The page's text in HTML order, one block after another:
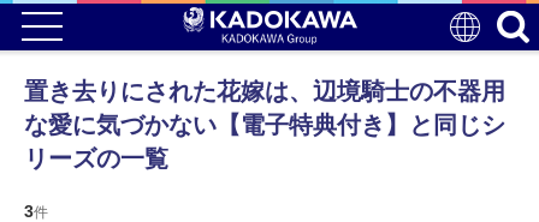
置き去りにされた花嫁は、辺境騎士の不器用
な愛に気づかない【電子特典付き】と同じシ
リーズの一覧
3件